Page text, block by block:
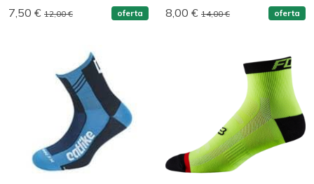
7,50 € 12,00 € oferta
8,00 € 14,00 € oferta